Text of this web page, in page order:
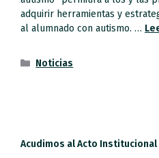
adquirir herramientas y
al alumnado con autismo. …
Noticias
Acudimos al Acto